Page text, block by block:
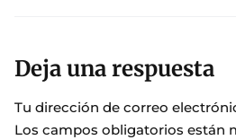
Deja una respuesta
Tu dirección de correo
Los campos obligatorios están